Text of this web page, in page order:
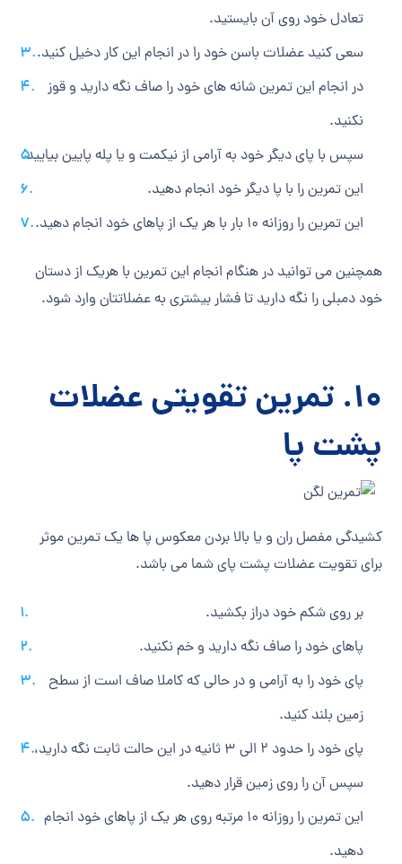
تعادل خود روی آن بایستید.
سعی کنید عضلات باسن خود را در انجام این کار دخیل کنید.
در انجام این تمرین شانه های خود را صاف نگه دارید و قوز
نکنید.
سپس با پای دیگر خود به آرامی از نیکمت و یا پله پایین بیایید.
این تمرین را با پا دیگر خود انجام دهید.
این تمرین را روزانه 10 بار با هر یک از پاهای خود انجام دهید.
همچنین می ‎توانید در هنگام انجام این تمرین با هریک از دستان
خود دمبلی را نگه دارید تا فشار بیشتری به عضلاتتان وارد شود.
10. تمرین تقویتی عضلات
پشت پا
کشیدگی مفصل ران و یا بالا بردن معکوس پا ها یک تمرین موثر
برای تقویت عضلات پشت پای شما می ‎باشد.
بر روی شکم خود دراز بکشید.
پاهای خود را صاف نگه دارید و خم نکنید.
پای خود را به آرامی و در حالی که کاملا صاف است از سطح
زمین بلند کنید.
پای خود را حدود 2 الی 3 ثانیه در این حالت ثابت نگه دارید،
سپس آن را روی زمین قرار دهید.
این تمرین را روزانه 10 مرتبه روی هر یک از پاهای خود انجام
دهید.